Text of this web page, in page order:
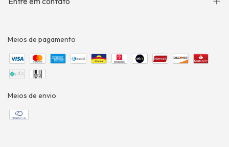
Meios de pagamento
Meios de envio